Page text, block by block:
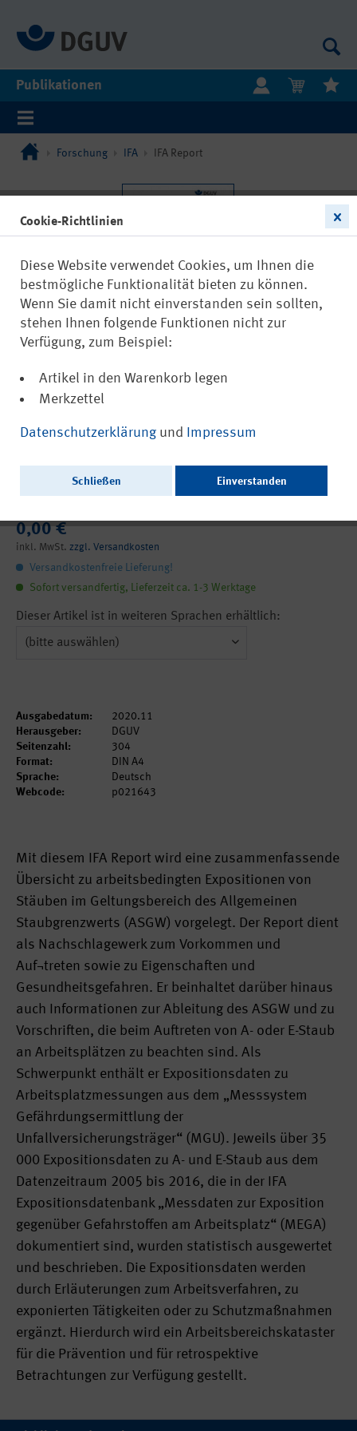
Publikationen
Forschung IFA IFA Report
Exposition gegenüber der einatembaren
und der alveolengängigen Staubfraktion
0,00 €
inkl. MwSt. zzgl. Versandkosten
Versandkostenfreie Lieferung!
Sofort versandfertig, Lieferzeit ca. 1-3 Werktage
Dieser Artikel ist in weiteren Sprachen erhältlich:
Ausgabedatum:
2020.11
Herausgeber:
DGUV
Seitenzahl:
304
Format:
DIN A4
Sprache:
Deutsch
Webcode:
p021643
Mit diesem IFA Report wird eine zusammenfassende
Übersicht zu arbeitsbedingten Expositionen von
Stäuben im Geltungsbereich des Allgemeinen
Staubgrenzwerts (ASGW) vorgelegt. Der Report dient
als Nachschlagewerk zum Vorkommen und
Auf¬treten sowie zu Eigenschaften und
Gesundheitsgefahren. Er beinhaltet darüber hinaus
auch Informationen zur Ableitung des ASGW und zu
Vorschriften, die beim Auftreten von A- oder E-Staub
an Arbeitsplätzen zu beachten sind. Als
Schwerpunkt enthält er Expositionsdaten zu
Arbeitsplatzmessungen aus dem „Messsystem
Gefährdungsermittlung der
Unfallversicherungsträger“ (MGU). Jeweils über 35
000 Expositionsdaten zu A- und E-Staub aus dem
Datenzeitraum 2005 bis 2016, die in der IFA
Expositionsdatenbank „Messdaten zur Exposition
gegenüber Gefahrstoffen am Arbeitsplatz“ (MEGA)
dokumentiert sind, wurden statistisch ausgewertet
und beschrieben. Die Expositionsdaten werden
durch Erläuterungen zum Arbeitsverfahren, zu
exponierten Tätigkeiten oder zu Schutzmaßnahmen
ergänzt. Hierdurch wird ein Arbeitsbereichskataster
für die Prävention und für retrospektive
Betrachtungen zur Verfügung gestellt.
Cookie-Richtlinien
Diese Website verwendet Cookies, um Ihnen die
bestmögliche Funktionalität bieten zu können.
Wenn Sie damit nicht einverstanden sein sollten,
stehen Ihnen folgende Funktionen nicht zur
Verfügung, zum Beispiel:
Artikel in den Warenkorb legen
Merkzettel
Datenschutzerklärung und Impressum
Schließen Einverstanden